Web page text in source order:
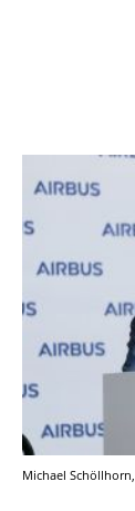
Michael Schöllhorn,